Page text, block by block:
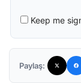
Keep me
Paylaş: